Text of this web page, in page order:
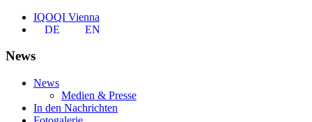
IQOQI Vienna
DE
EN
News
News
Medien & Presse
In den Nachrichten